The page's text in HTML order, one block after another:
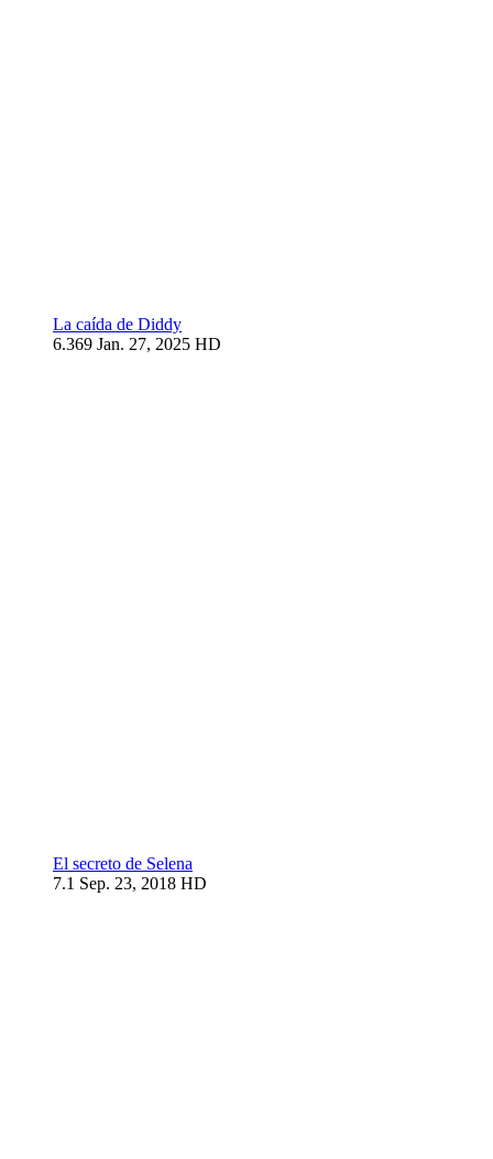
La caída de Diddy
6.369 Jan. 27, 2025 HD
El secreto de Selena
7.1 Sep. 23, 2018 HD